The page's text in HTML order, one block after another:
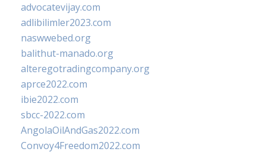
advocatevijay.com
adlibilimler2023.com
naswwebed.org
balithut-manado.org
alteregotradingcompany.org
aprce2022.com
ibie2022.com
sbcc-2022.com
AngolaOilAndGas2022.com
Convoy4Freedom2022.com